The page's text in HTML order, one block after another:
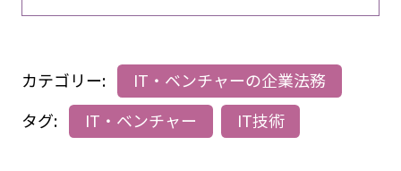
カテゴリー:
IT・ベンチャーの企業法務
タグ:
IT・ベンチャー IT技術